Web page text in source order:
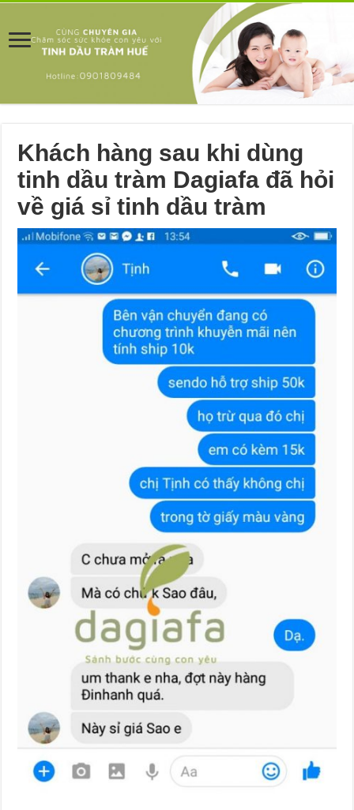
Khách hàng sau khi dùng
tinh dầu tràm Dagiafa đã hỏi
về giá sỉ tinh dầu tràm